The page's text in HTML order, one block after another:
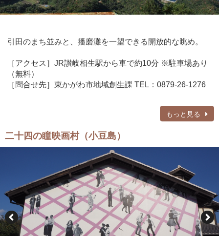
引田のまち並みと、播磨灘を一望できる開放的な眺め。
［アクセス］JR讃岐相生駅から車で約10分 ※駐車場あり
（無料）
［問合せ先］東かがわ市地域創生課 TEL：0879-26-1276
もっと見る
二十四の瞳映画村（小豆島）